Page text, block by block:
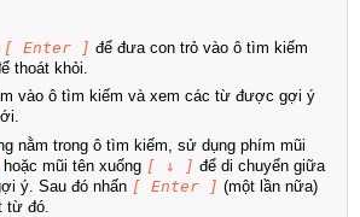
[ Enter ] để đưa con trỏ vào ô tìm kiếm
thoát khỏi.
vào ô tìm kiếm và xem các từ được gợi ý
nằm trong ô tìm kiếm, sử dụng phím mũi
hoặc mũi tên xuống [ ↓ ] để di chuyển giữa
ý. Sau đó nhấn [ Enter ] (một lần nữa)
từ đó.